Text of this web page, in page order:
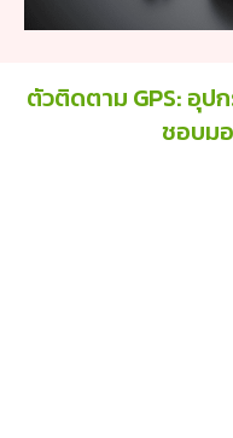
ตัวติดตาม GPS: อุ
ชอบม